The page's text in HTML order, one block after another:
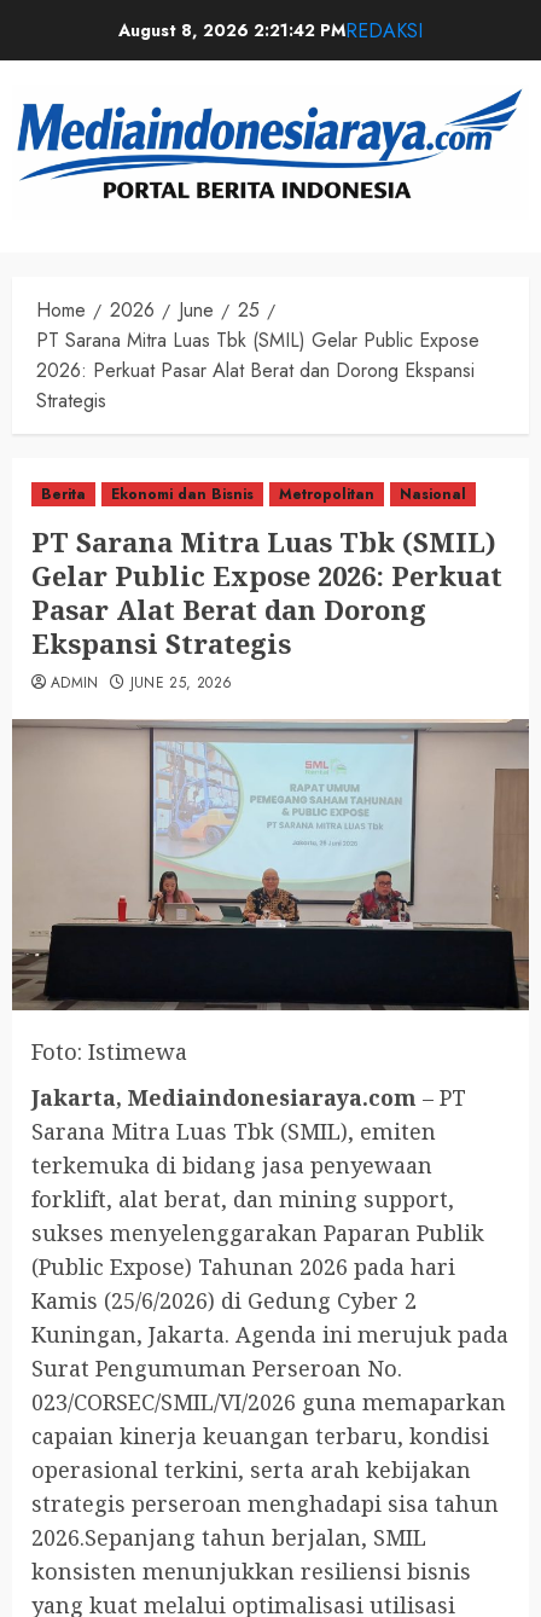
August 8, 2026 2:21:42 PMREDAKSI
Home 2026 June
25
PT Sarana Mitra Luas Tbk (SMIL) Gelar Public Expose
2026: Perkuat Pasar Alat Berat dan Dorong Ekspansi
Strategis
Berita Ekonomi dan Bisnis Metropolitan Nasional
PT Sarana Mitra Luas Tbk (SMIL)
Gelar Public Expose 2026: Perkuat
Pasar Alat Berat dan Dorong
Ekspansi Strategis
ADMIN JUNE 25, 2026
Foto: Istimewa
Jakarta, Mediaindonesiaraya.com – PT
Sarana Mitra Luas Tbk (SMIL), emiten
terkemuka di bidang jasa penyewaan
forklift, alat berat, dan mining support,
sukses menyelenggarakan Paparan Publik
(Public Expose) Tahunan 2026 pada hari
Kamis (25/6/2026) di Gedung Cyber 2
Kuningan, Jakarta. Agenda ini merujuk pada
Surat Pengumuman Perseroan No.
023/CORSEC/SMIL/VI/2026 guna memaparkan
capaian kinerja keuangan terbaru, kondisi
operasional terkini, serta arah kebijakan
strategis perseroan menghadapi sisa tahun
2026.Sepanjang tahun berjalan, SMIL
konsisten menunjukkan resiliensi bisnis
yang kuat melalui optimalisasi utilisasi